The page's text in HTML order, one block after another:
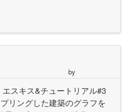
by
スキス&チュートリアル#3
リングした建築のグラフを